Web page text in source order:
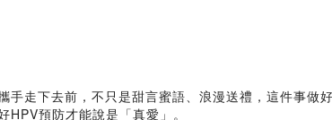
手走下去前，不只是甜言蜜語、浪漫送禮，這件事
HPV預防才能說是「真愛」。